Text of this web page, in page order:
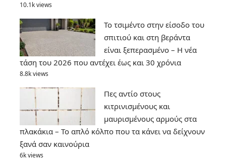
10.1k views
Το τσιμέντο στην είσοδο του
σπιτιού και στη βεράντα
είναι ξεπερασμένο – Η νέα
τάση του 2026 που αντέχει έως και 30 χρόνια
8.8k views
Πες αντίο στους
κιτρινισμένους και
μαυρισμένους αρμούς στα
πλακάκια – Το απλό κόλπο που τα κάνει να δείχνουν
ξανά σαν καινούρια
6k views